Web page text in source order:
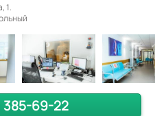
1.
385-69-22